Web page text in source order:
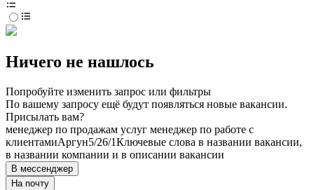
Ничего не нашлось
Попробуйте изменить запрос или фильтры
По вашему запросу ещё будут появляться новые вакансии.
Присылать вам?
менеджер по продажам услуг менеджер по работе с
клиентамиАргун5/26/1Ключевые слова в названии вакансии,
в названии компании и в описании вакансии
В мессенджер
На почту